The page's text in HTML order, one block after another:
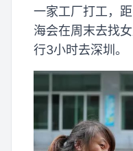
一家工厂打工，
海会在周末去找
行3小时去深圳。